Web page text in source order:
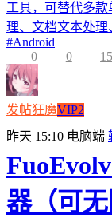
工具，可替代多
理、文档文本处理
#Android
0
0 15
发帖狂魔VIP2
昨天 15:10 电脑端
器（可